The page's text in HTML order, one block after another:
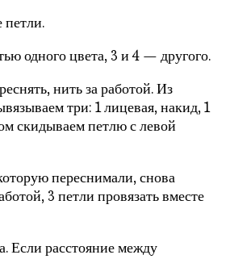
одного цвета, 3 и 4 — другого.
нить за работой. Из
три: 1 лицевая, накид, 1
скидываем петлю с левой
переснимали, снова
3 петли провязать вместе
Если расстояние между